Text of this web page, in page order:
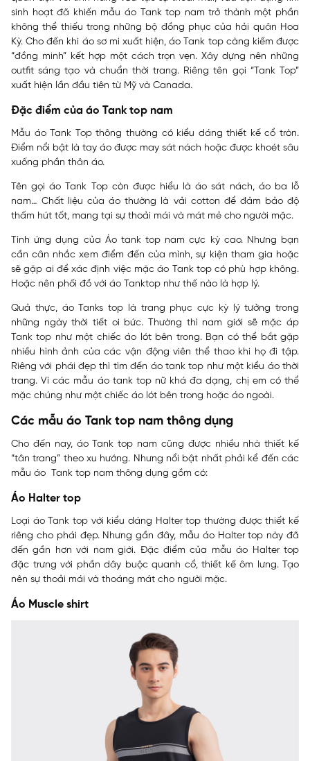
sinh hoạt đã khiến mẫu áo Tank top nam trở thành một phần
không thể thiếu trong những bộ đồng phục của hải quân Hoa
Kỳ. Cho đến khi áo sơ mi xuất hiện, áo Tank top càng kiếm được
“đồng minh” kết hợp một cách trọn vẹn. Xây dựng nên những
outfit sáng tạo và chuẩn thời trang. Riêng tên gọi “Tank Top”
xuất hiện lần đầu tiên từ Mỹ và Canada.
Đặc điểm của áo Tank top nam
Mẫu áo Tank Top thông thường có kiểu dáng thiết kế cổ tròn.
Điểm nổi bật là tay áo được may sát nách hoặc được khoét sâu
xuống phần thân áo.
Tên gọi áo Tank Top còn được hiểu là áo sát nách, áo ba lỗ
nam… Chất liệu của áo thường là vải cotton để đảm bảo độ
thấm hút tốt, mang tại sự thoải mái và mát mẻ cho người mặc.
Tính ứng dụng của Áo tank top nam cực kỳ cao. Nhưng bạn
cần cân nhắc xem điểm đến của mình, sự kiện tham gia hoặc
sẽ gặp ai để xác định việc mặc áo Tank top có phù hợp không.
Hoặc nên phối đồ với áo Tanktop như thế nào là hợp lý.
Quả thực, áo Tanks top là trang phục cực kỳ lý tưởng trong
những ngày thời tiết oi bức. Thường thì nam giới sẽ mặc áp
Tank top như một chiếc áo lót bên trong. Bạn có thể bắt gặp
nhiều hình ảnh của các vận động viên thể thao khi họ đi tập.
Riêng với phái đẹp thì tìm đến áo tank top như một kiểu áo thời
trang. Vì các mẫu áo tank top nữ khá đa dạng, chị em có thể
mặc chúng như một chiếc áo lót bên trong hoặc áo ngoài.
Các mẫu áo Tank top nam thông dụng
Cho đến nay, áo Tank top nam cũng được nhiều nhà thiết kế
“tân trang” theo xu hướng. Nhưng nổi bật nhất phải kể đến các
mẫu áo Tank top nam thông dụng gồm có:
Áo Halter top
Loại áo Tank top với kiểu dáng Halter top thường được thiết kế
riêng cho phái đẹp. Nhưng gần đây, mẫu áo Halter top này đã
đến gần hơn với nam giới. Đặc điểm của mẫu áo Halter top
đặc trưng với phần dây buộc quanh cổ, thiết kế ôm lưng. Tạo
nên sự thoải mái và thoáng mát cho người mặc.
Áo Muscle shirt